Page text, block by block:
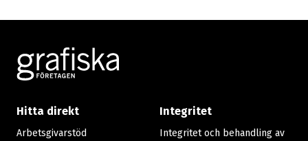
Footer
Hitta direkt
Arbetsgivarstöd
Integritet
Integritet och behandling av